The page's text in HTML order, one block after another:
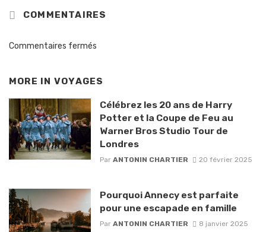
COMMENTAIRES
Commentaires fermés
MORE IN VOYAGES
Célébrez les 20 ans de Harry
Potter et la Coupe de Feu au
Warner Bros Studio Tour de
Londres
Par ANTONIN CHARTIER 20 février 2025
Pourquoi Annecy est parfaite
pour une escapade en famille
Par ANTONIN CHARTIER 8 janvier 2025